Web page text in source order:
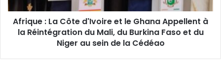
Afrique : La Côte d'Ivoire et le Ghana Appellent à
la Réintégration du Mali, du Burkina Faso et du
Niger au sein de la Cédéao